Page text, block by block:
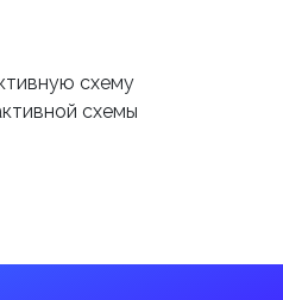
схему
схемы